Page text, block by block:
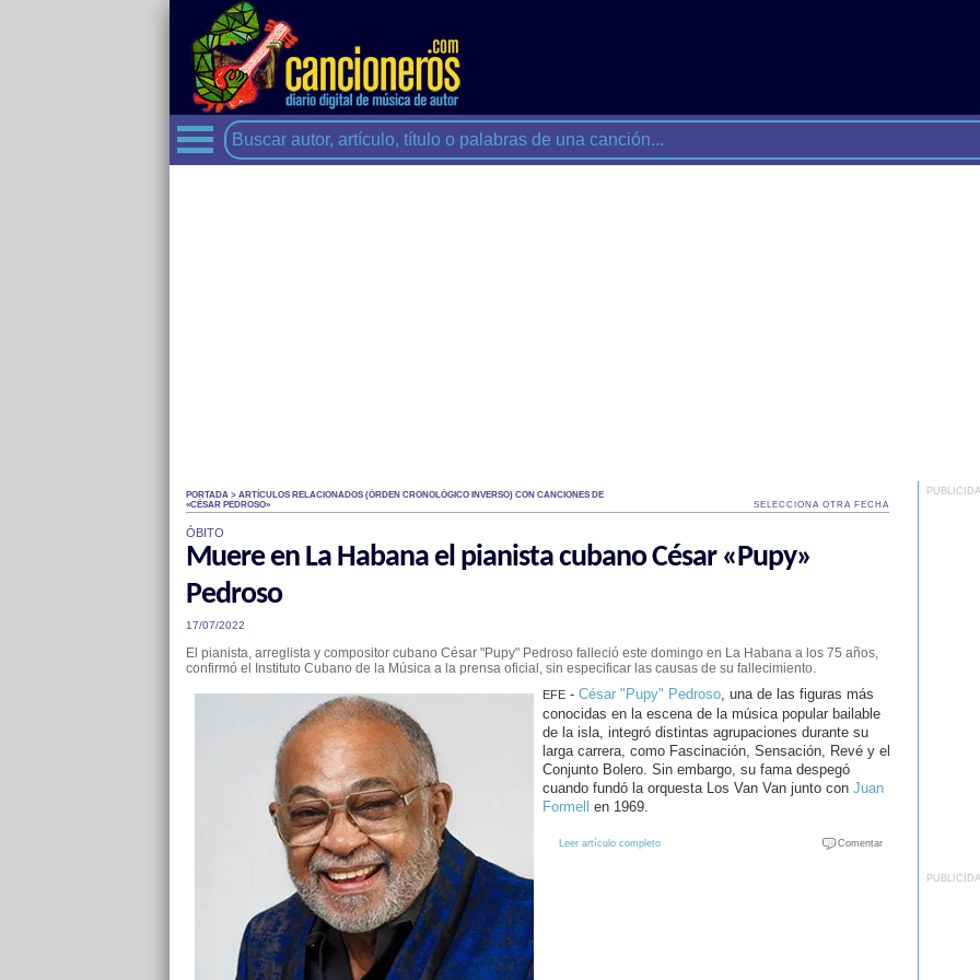
PORTADA > ARTÍCULOS RELACIONADOS (ÓRDEN CRONOLÓGICO INVERSO) CON CANCIONES DE
«CÉSAR PEDROSO»
SELECCIONA OTRA FECHA
ÓBITO
Muere en La Habana el pianista cubano César «Pupy»
Pedroso
17/07/2022
El pianista, arreglista y compositor cubano César "Pupy" Pedroso falleció este domingo en La Habana a los 75 años,
confirmó el Instituto Cubano de la Música a la prensa oficial, sin especificar las causas de su fallecimiento.
EFE- César "Pupy" Pedroso, una de las figuras más
conocidas en la escena de la música popular bailable
de la isla, integró distintas agrupaciones durante su
larga carrera, como Fascinación, Sensación, Revé y el
Conjunto Bolero. Sin embargo, su fama despegó
cuando fundó la orquesta Los Van Van junto con Juan
Formell
en 1969.
Leer artículo completo Comentar